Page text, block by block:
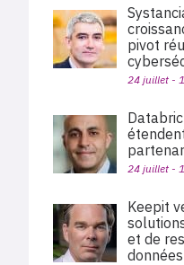
pivot
24 juillet -
24 juillet -
Keepit
et de